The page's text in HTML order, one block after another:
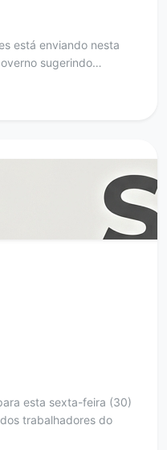
está enviando nesta
sugerindo…
esta sexta-feira (30)
trabalhadores do